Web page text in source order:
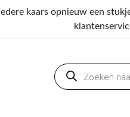
Iedere kaars opnieuw een
Producten
zoeken